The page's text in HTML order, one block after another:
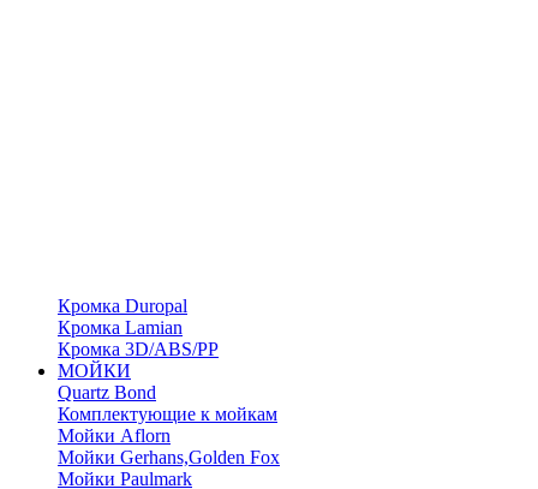
Кромка Duropal
Кромка Lamian
Кромка 3D/ABS/PP
МОЙКИ
Quartz Bond
Комплектующие к мойкам
Мойки Aflorn
Мойки Gerhans,Golden Fox
Мойки Paulmark